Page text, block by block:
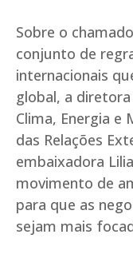
Sobre o
conjunto de
internacionais
global, a
Clima, Energia
das Relações
embaixadora
movimento de
para que as
sejam mais